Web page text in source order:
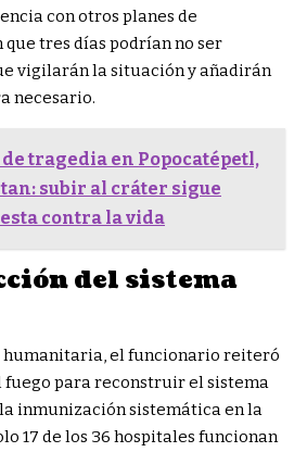
con otros planes de
tres días podrían no ser
vigilarán la situación y añadirán
necesario.
de tragedia en Popocatépetl,
subir al cráter sigue
contra la vida
del sistema
humanitaria, el funcionario reiteró
para reconstruir el sistema
inmunización sistemática en la
17 de los 36 hospitales funcionan